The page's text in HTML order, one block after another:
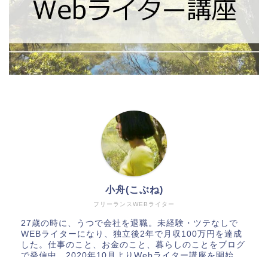
フリーランスWEBライター
小舟(こぶね)
27歳の時に、うつで会社を退職。未経験・ツテなしで
WEBライターになり、独立後2年で月収100万円を達成
した。仕事のこと、お金のこと、暮らしのことをブログ